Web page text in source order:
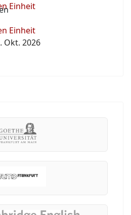
Einheit
Einheit
Okt. 2026